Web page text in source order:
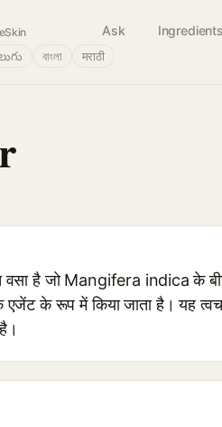
Ask Ingredients
বাংলা मराठी
है जो Mangifera indica के
के रूप में किया जाता है। यह